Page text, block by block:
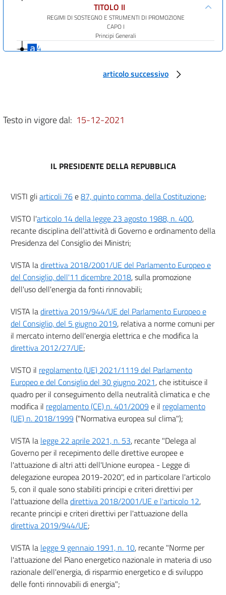
TITOLO II
REGIMI DI SOSTEGNO E STRUMENTI DI PROMOZIONE
CAPO I
Principi Generali
4
CAPO II
6
CAPO III
biometano e lo sviluppo tecnologico e industriale
10
11
12
CAPO IV
proventi delle aste CO2
13
14
15
CAPO V
Progetti comuni e trasferimenti statistici
16
17
TITOLO III
CAPO I
Autorizzazioni e procedure amministrative
18
19
20
21
22
23
24
25
articolo successivo
Testo in vigore dal: 15-12-2021
IL PRESIDENTE DELLA REPUBBLICA
VISTI gliarticoli 76e87, quinto comma, della Costituzione;
VISTO l'articolo 14 della legge 23 agosto 1988, n. 400,
recante disciplina dell'attività di Governo e ordinamento della
Presidenza del Consiglio dei Ministri;
VISTA ladirettiva 2018/2001/UE del Parlamento Europeo e
del Consiglio, dell'11 dicembre 2018, sulla promozione
dell'uso dell'energia da fonti rinnovabili;
VISTA ladirettiva 2019/944/UE del Parlamento Europeo e
del Consiglio, del 5 giugno 2019, relativa a norme comuni per
il mercato interno dell'energia elettrica e che modifica la
direttiva 2012/27/UE;
VISTO il regolamento (UE) 2021/1119 del Parlamento
Europeo e del Consiglio del 30 giugno 2021, che istituisce il
quadro per il conseguimento della neutralità climatica e che
modifica il regolamento (CE) n. 401/2009 e il regolamento
(UE) n. 2018/1999 ("Normativa europea sul clima");
VISTA la legge 22 aprile 2021, n. 53, recante "Delega al
Governo per il recepimento delle direttive europee e
l'attuazione di altri atti dell'Unione europea - Legge di
delegazione europea 2019-2020", ed in particolare l'articolo
5, con il quale sono stabiliti principi e criteri direttivi per
l'attuazione delladirettiva 2018/2001/UE e l'articolo 12,
recante principi e criteri direttivi per l'attuazione della
direttiva 2019/944/UE;
VISTA la legge 9 gennaio 1991, n. 10, recante "Norme per
l'attuazione del Piano energetico nazionale in materia di uso
razionale dell'energia, di risparmio energetico e di sviluppo
delle fonti rinnovabili di energia";